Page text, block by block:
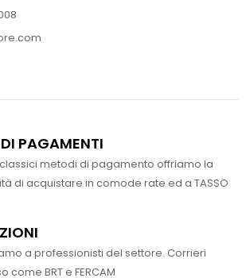
PAGAMENTI
metodi di pagamento offriamo la
di acquistare in comode rate ed a TASSO
a professionisti del settore. Corrieri
come BRT e FERCAM